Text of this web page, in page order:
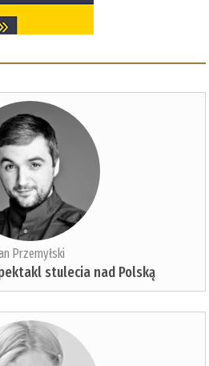
Przemyłski
stulecia nad Polską